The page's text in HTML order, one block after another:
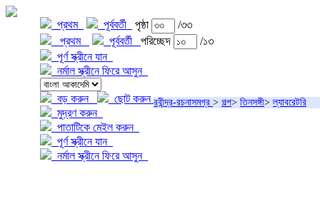
প্রথম পূর্ববর্তী পৃষ্ঠা
/৩৩
প্রথম
পূর্ববর্তী পরিচ্ছেদ
/১৩
পূর্ণ স্ক্রীনে যান
নর্মাল স্ক্রীনে ফিরে আসুন
বড় করুন
ছোট করুন
মুদ্রণ করুন
পাতাটিকে মেইল করুন
পূর্ণ স্ক্রীনে যান
নর্মাল স্ক্রীনে ফিরে আসুন
রবীন্দ্র-রচনাসমগ্র > গল্প> তিনসঙ্গী>ল্যাবরেটরি